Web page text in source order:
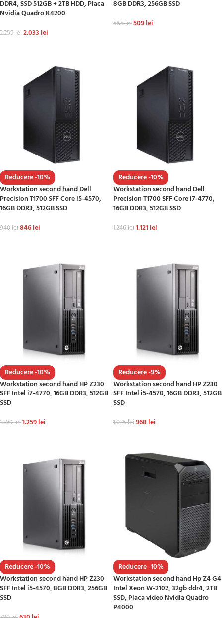
DDR4, SSD 512GB + 2TB HDD, Placa
Nvidia Quadro K4200
2.259lei2.033 lei
8GB DDR3, 256GB SSD
565lei509lei
Reducere -10%
Workstation second hand Dell
Precision T1700 SFF Core i5-4570,
16GB DDR3, 512GB SSD
940lei846lei
Reducere -10%
Workstation second hand Dell
Precision T1700 SFF Core i7-4770,
16GB DDR3, 512GB SSD
1.246lei1.121 lei
Reducere -10%
Workstation second hand HP Z230
SFF Intel i7-4770, 16GB DDR3, 512GB
SSD
1.399lei1.259lei
Reducere -9%
Workstation second hand HP Z230
SFF Intel i5-4570, 16GB DDR3, 512GB
SSD
1.075lei968 lei
Reducere -10%
Workstation second hand HP Z230
SFF Intel i5-4570, 8GB DDR3, 256GB
SSD
Reducere -10%
Workstation second hand Hp Z4 G4
Intel Xeon W-2102, 32gb ddr4, 2TB
SSD, Placa video Nvidia Quadro
P4000